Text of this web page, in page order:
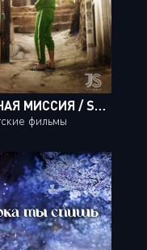
ТАЙНАЯ МИССИЯ / SECRETLY GREATLY
фильмы